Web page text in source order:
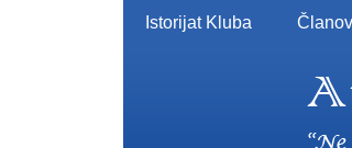
Istorijat Kluba